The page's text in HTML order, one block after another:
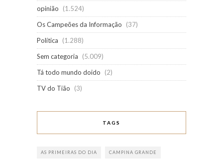
opinião
(1.524)
Os Campeões da Informação
(37)
Política
(1.288)
Sem categoria
(5.009)
Tá todo mundo doido
(2)
TV do Tião
(3)
TAGS
AS PRIMEIRAS DO DIA CAMPINA GRANDE